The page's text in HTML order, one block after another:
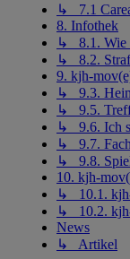
↳ 7.1
8. Infothek
↳ 8.1. Wie
↳ 8.2.
9. kjh-
↳ 9.3.
↳ 9.5.
↳ 9.6. Ich
↳ 9.7.
↳ 9.8.
10. kjh-
↳ 10.1.
↳ 10.2. kjh-
News
↳ Artikel